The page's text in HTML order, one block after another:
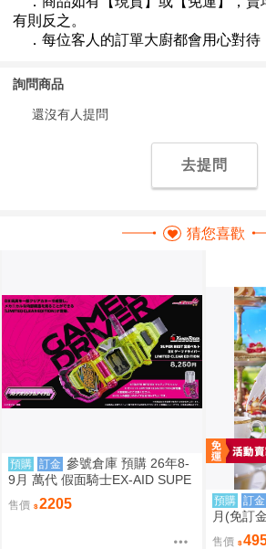
詢問商品
還沒有人提問
去提問
猜您喜歡
預購 訂金 參號倉庫 預購 26年8-
9月 萬代 假面騎士EX-AID SUPE
R BEST DX變身腰帶 限量透明版
810
售價 2205 預購 訂金
月(免訂
藍檔案
售價